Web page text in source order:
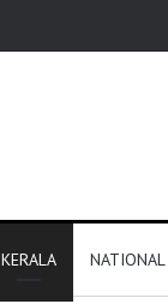
KERALA NATIONAL